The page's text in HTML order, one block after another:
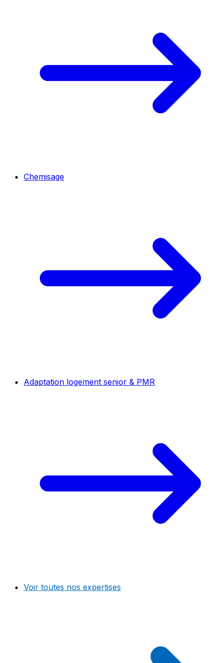
Chemisage
Adaptation logement senior & PMR
Voir toutes nos expertises